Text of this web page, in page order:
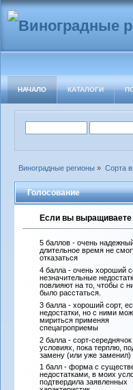
НАЧАЛО КАТАЛОГИ
Виноградные регионы » Сорта
Голосование
Если вы выращиваете
5 баллов - очень
длительное время не
отказаться
4 балла - очень хороший
незначительные
повлияют на то, чтобы с
было расстаться.
3 балла - хороший сорт,
недостатки, но с ними
мириться применяя
спецагроприемы
2 балла - сорт-
условиях, пока терплю,
замену (или уже заменил)
1 балл - форма с
недостатками, в моих
подтвердила заявленных